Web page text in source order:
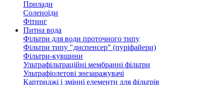
Прилади
Соленоїди
Фітинг
Питна вода
Фільтри для води проточного типу
Фільтри типу "диспенсер" (пуріфайери)
Фільтри-кувшини
Ультрафільтраційні мембранні фільтри
Ультрафіолетові знезаражувачі
Картриджі і змінні елементи для фільтрів